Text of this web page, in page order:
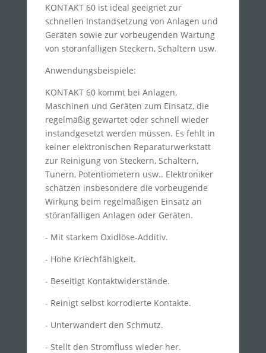
KONTAKT 60 ist ideal geeignet zur
schnellen Instandsetzung von Anlagen und
Geräten sowie zur vorbeugenden Wartung
von störanfälligen Steckern, Schaltern usw.
Anwendungsbeispiele:
KONTAKT 60 kommt bei Anlagen,
Maschinen und Geräten zum Einsatz, die
regelmäßig gewartet oder schnell wieder
instandgesetzt werden müssen. Es fehlt in
keiner elektronischen Reparaturwerkstatt
zur Reinigung von Steckern, Schaltern,
Tunern, Potentiometern usw.. Elektroniker
schätzen insbesondere die vorbeugende
Wirkung beim regelmäßigen Einsatz an
störanfälligen Anlagen oder Geräten.
- Mit starkem Oxidlöse-Additiv.
- Hohe Kriechfähigkeit.
- Beseitigt Kontaktwiderstände.
- Reinigt selbst korrodierte Kontakte.
- Unterwandert den Schmutz.
- Stellt den Stromfluss wieder her.